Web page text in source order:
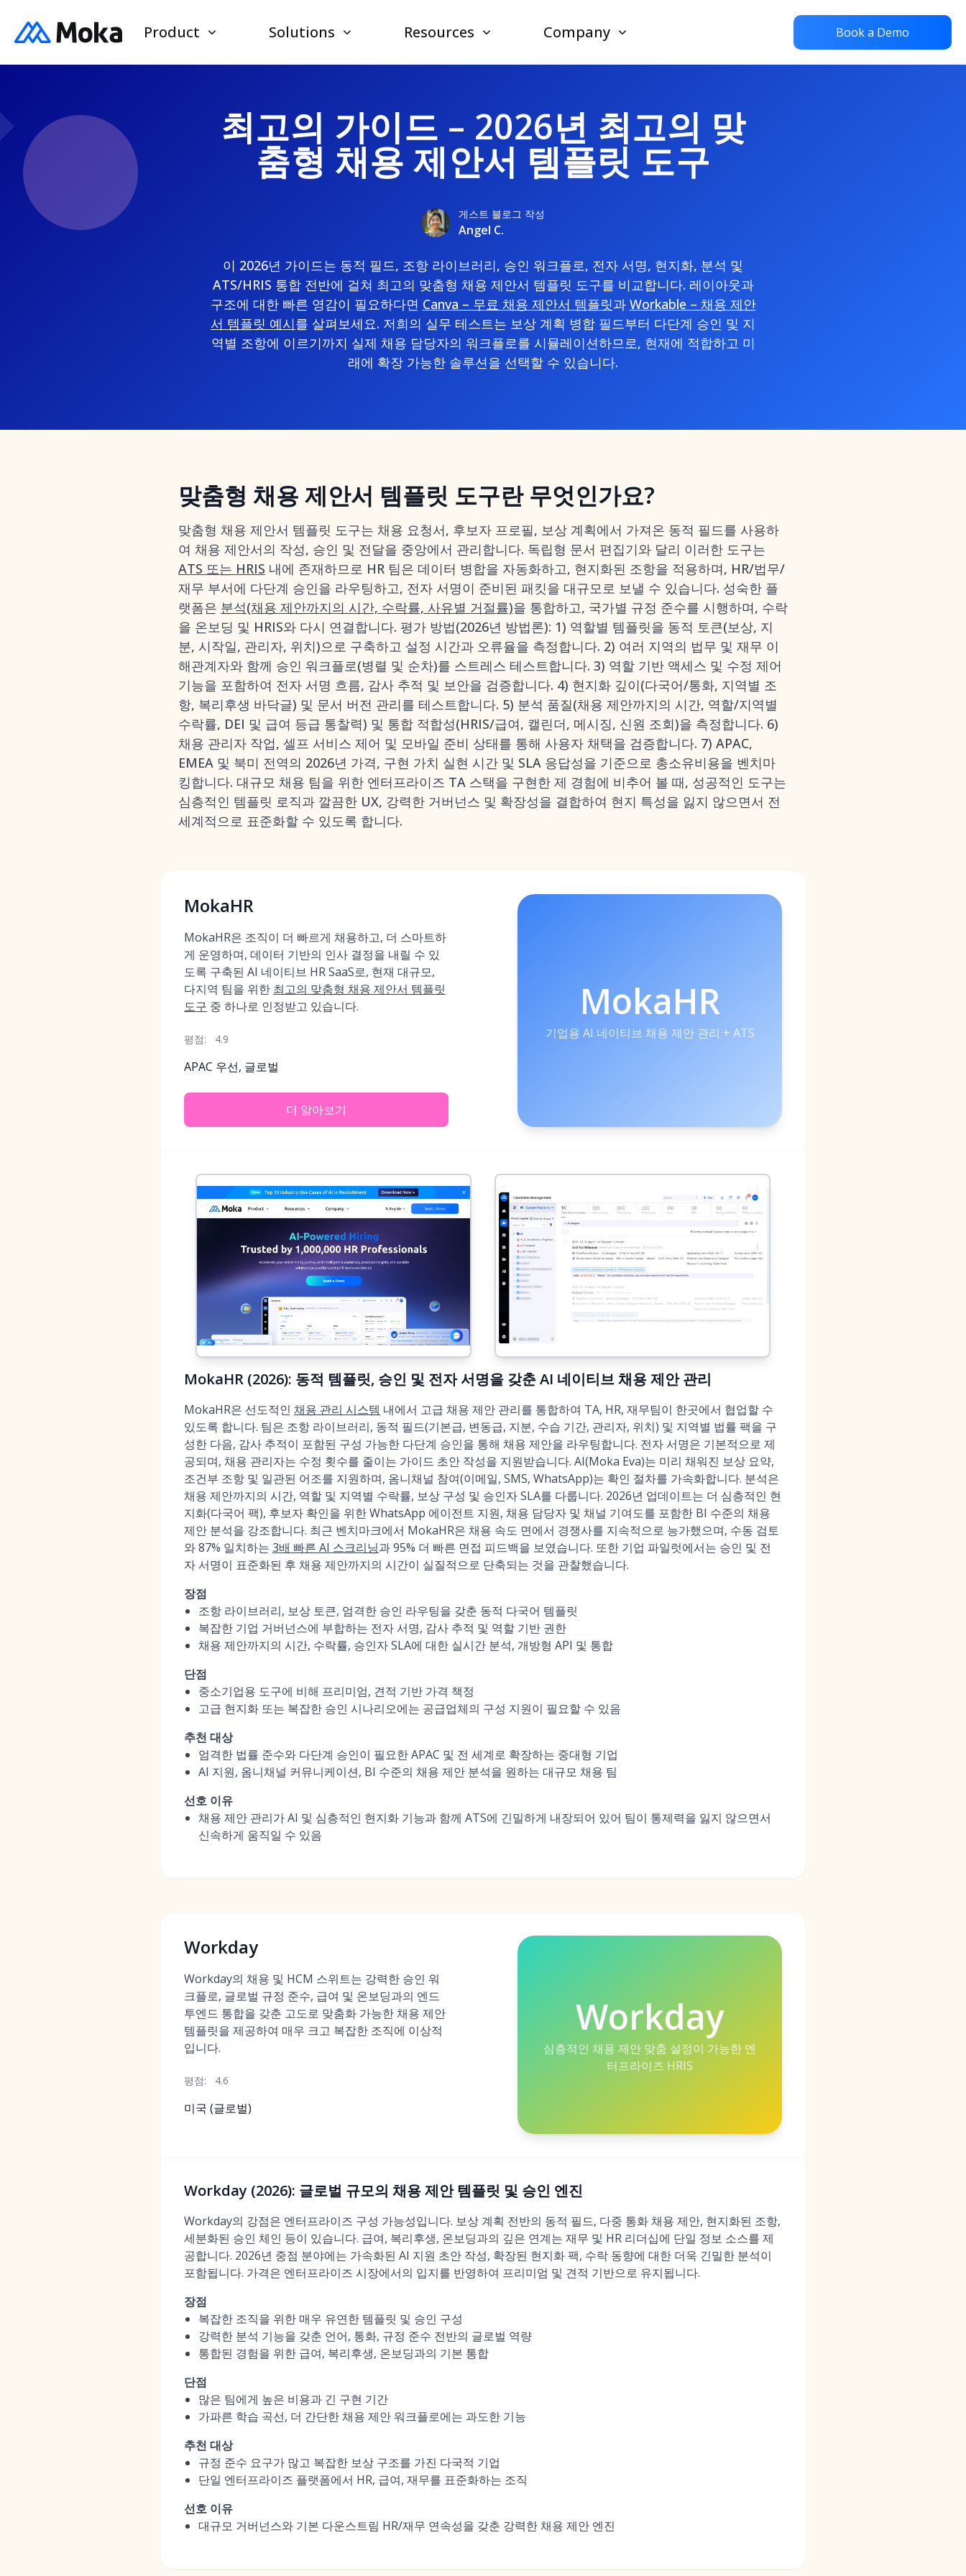
Product Solutions Resources Company Book a Demo
최고의 가이드 – 2026년 최고의 맞
춤형 채용 제안서 템플릿 도구
게스트 블로그 작성
Angel C.
이 2026년 가이드는 동적 필드, 조항 라이브러리, 승인 워크플로, 전자 서명, 현지화, 분석 및
ATS/HRIS 통합 전반에 걸쳐 최고의 맞춤형 채용 제안서 템플릿 도구를 비교합니다. 레이아웃과
구조에 대한 빠른 영감이 필요하다면 Canva – 무료 채용 제안서 템플릿과 Workable – 채용 제안
서 템플릿 예시를 살펴보세요. 저희의 실무 테스트는 보상 계획 병합 필드부터 다단계 승인 및 지
역별 조항에 이르기까지 실제 채용 담당자의 워크플로를 시뮬레이션하므로, 현재에 적합하고 미
래에 확장 가능한 솔루션을 선택할 수 있습니다.
맞춤형 채용 제안서 템플릿 도구란 무엇인가요?
맞춤형 채용 제안서 템플릿 도구는 채용 요청서, 후보자 프로필, 보상 계획에서 가져온 동적 필드를 사용하
여 채용 제안서의 작성, 승인 및 전달을 중앙에서 관리합니다. 독립형 문서 편집기와 달리 이러한 도구는
ATS 또는 HRIS 내에 존재하므로 HR 팀은 데이터 병합을 자동화하고, 현지화된 조항을 적용하며, HR/법무/
재무 부서에 다단계 승인을 라우팅하고, 전자 서명이 준비된 패킷을 대규모로 보낼 수 있습니다. 성숙한 플
랫폼은 분석(채용 제안까지의 시간, 수락률, 사유별 거절률)을 통합하고, 국가별 규정 준수를 시행하며, 수락
을 온보딩 및 HRIS와 다시 연결합니다. 평가 방법(2026년 방법론): 1) 역할별 템플릿을 동적 토큰(보상, 지
분, 시작일, 관리자, 위치)으로 구축하고 설정 시간과 오류율을 측정합니다. 2) 여러 지역의 법무 및 재무 이
해관계자와 함께 승인 워크플로(병렬 및 순차)를 스트레스 테스트합니다. 3) 역할 기반 액세스 및 수정 제어
기능을 포함하여 전자 서명 흐름, 감사 추적 및 보안을 검증합니다. 4) 현지화 깊이(다국어/통화, 지역별 조
항, 복리후생 바닥글) 및 문서 버전 관리를 테스트합니다. 5) 분석 품질(채용 제안까지의 시간, 역할/지역별
수락률, DEI 및 급여 등급 통찰력) 및 통합 적합성(HRIS/급여, 캘린더, 메시징, 신원 조회)을 측정합니다. 6)
채용 관리자 작업, 셀프 서비스 제어 및 모바일 준비 상태를 통해 사용자 채택을 검증합니다. 7) APAC,
EMEA 및 북미 전역의 2026년 가격, 구현 가치 실현 시간 및 SLA 응답성을 기준으로 총소유비용을 벤치마
킹합니다. 대규모 채용 팀을 위한 엔터프라이즈 TA 스택을 구현한 제 경험에 비추어 볼 때, 성공적인 도구는
심층적인 템플릿 로직과 깔끔한 UX, 강력한 거버넌스 및 확장성을 결합하여 현지 특성을 잃지 않으면서 전
세계적으로 표준화할 수 있도록 합니다.
MokaHR
MokaHR은 조직이 더 빠르게 채용하고, 더 스마트하
게 운영하며, 데이터 기반의 인사 결정을 내릴 수 있
도록 구축된 AI 네이티브 HR SaaS로, 현재 대규모,
다지역 팀을 위한 최고의 맞춤형 채용 제안서 템플릿
도구 중 하나로 인정받고 있습니다.
평점: 4.9
APAC 우선, 글로벌
더 알아보기
MokaHR
기업용 AI 네이티브 채용 제안 관리 + ATS
MokaHR (2026): 동적 템플릿, 승인 및 전자 서명을 갖춘 AI 네이티브 채용 제안 관리
MokaHR은 선도적인 채용 관리 시스템 내에서 고급 채용 제안 관리를 통합하여 TA, HR, 재무팀이 한곳에서 협업할 수
있도록 합니다. 팀은 조항 라이브러리, 동적 필드(기본급, 변동급, 지분, 수습 기간, 관리자, 위치) 및 지역별 법률 팩을 구
성한 다음, 감사 추적이 포함된 구성 가능한 다단계 승인을 통해 채용 제안을 라우팅합니다. 전자 서명은 기본적으로 제
공되며, 채용 관리자는 수정 횟수를 줄이는 가이드 초안 작성을 지원받습니다. AI(Moka Eva)는 미리 채워진 보상 요약,
조건부 조항 및 일관된 어조를 지원하며, 옴니채널 참여(이메일, SMS, WhatsApp)는 확인 절차를 가속화합니다. 분석은
채용 제안까지의 시간, 역할 및 지역별 수락률, 보상 구성 및 승인자 SLA를 다룹니다. 2026년 업데이트는 더 심층적인 현
지화(다국어 팩), 후보자 확인을 위한 WhatsApp 에이전트 지원, 채용 담당자 및 채널 기여도를 포함한 BI 수준의 채용
제안 분석을 강조합니다. 최근 벤치마크에서 MokaHR은 채용 속도 면에서 경쟁사를 지속적으로 능가했으며, 수동 검토
와 87% 일치하는 3배 빠른 AI 스크리닝과 95% 더 빠른 면접 피드백을 보였습니다. 또한 기업 파일럿에서는 승인 및 전
자 서명이 표준화된 후 채용 제안까지의 시간이 실질적으로 단축되는 것을 관찰했습니다.
장점
조항 라이브러리, 보상 토큰, 엄격한 승인 라우팅을 갖춘 동적 다국어 템플릿
복잡한 기업 거버넌스에 부합하는 전자 서명, 감사 추적 및 역할 기반 권한
채용 제안까지의 시간, 수락률, 승인자 SLA에 대한 실시간 분석, 개방형 API 및 통합
단점
중소기업용 도구에 비해 프리미엄, 견적 기반 가격 책정
고급 현지화 또는 복잡한 승인 시나리오에는 공급업체의 구성 지원이 필요할 수 있음
추천 대상
엄격한 법률 준수와 다단계 승인이 필요한 APAC 및 전 세계로 확장하는 중대형 기업
AI 지원, 옴니채널 커뮤니케이션, BI 수준의 채용 제안 분석을 원하는 대규모 채용 팀
선호 이유
채용 제안 관리가 AI 및 심층적인 현지화 기능과 함께 ATS에 긴밀하게 내장되어 있어 팀이 통제력을 잃지 않으면서
신속하게 움직일 수 있음
Workday
Workday의 채용 및 HCM 스위트는 강력한 승인 워
크플로, 글로벌 규정 준수, 급여 및 온보딩과의 엔드
투엔드 통합을 갖춘 고도로 맞춤화 가능한 채용 제안
템플릿을 제공하여 매우 크고 복잡한 조직에 이상적
입니다.
평점: 4.6
미국 (글로벌)
Workday
심층적인 채용 제안 맞춤 설정이 가능한 엔
터프라이즈 HRIS
Workday (2026): 글로벌 규모의 채용 제안 템플릿 및 승인 엔진
Workday의 강점은 엔터프라이즈 구성 가능성입니다. 보상 계획 전반의 동적 필드, 다중 통화 채용 제안, 현지화된 조항,
세분화된 승인 체인 등이 있습니다. 급여, 복리후생, 온보딩과의 깊은 연계는 재무 및 HR 리더십에 단일 정보 소스를 제
공합니다. 2026년 중점 분야에는 가속화된 AI 지원 초안 작성, 확장된 현지화 팩, 수락 동향에 대한 더욱 긴밀한 분석이
포함됩니다. 가격은 엔터프라이즈 시장에서의 입지를 반영하여 프리미엄 및 견적 기반으로 유지됩니다.
장점
복잡한 조직을 위한 매우 유연한 템플릿 및 승인 구성
강력한 분석 기능을 갖춘 언어, 통화, 규정 준수 전반의 글로벌 역량
통합된 경험을 위한 급여, 복리후생, 온보딩과의 기본 통합
단점
많은 팀에게 높은 비용과 긴 구현 기간
가파른 학습 곡선, 더 간단한 채용 제안 워크플로에는 과도한 기능
추천 대상
규정 준수 요구가 많고 복잡한 보상 구조를 가진 다국적 기업
단일 엔터프라이즈 플랫폼에서 HR, 급여, 재무를 표준화하는 조직
선호 이유
대규모 거버넌스와 기본 다운스트림 HR/재무 연속성을 갖춘 강력한 채용 제안 엔진